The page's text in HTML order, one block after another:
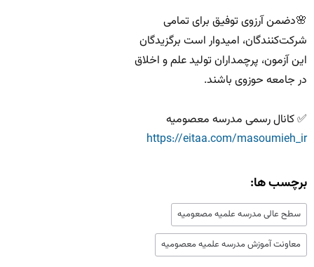
🌸دضمن آرزوی توفیق برای تمامی
شرکت‌کنندگان، امیدوار است برگزیدگان
این آزمون، پرچمداران تولید علم و اخلاق
در جامعه حوزوی باشند.
‌✅ کانال رسمی مدرسه معصومیه
https://eitaa.com/masoumieh_ir
برچسب ها:
سطح عالی مدرسه علمیه مصعومیه
معاونت آموزش مدرسه علمیه معصومیه